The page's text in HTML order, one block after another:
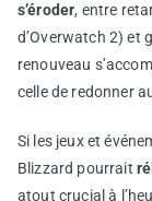
s’éroder, entre
d’Overwatch 2) et
renouveau
celle de redonner
Si les jeux et
Blizzard pourrait
atout crucial à